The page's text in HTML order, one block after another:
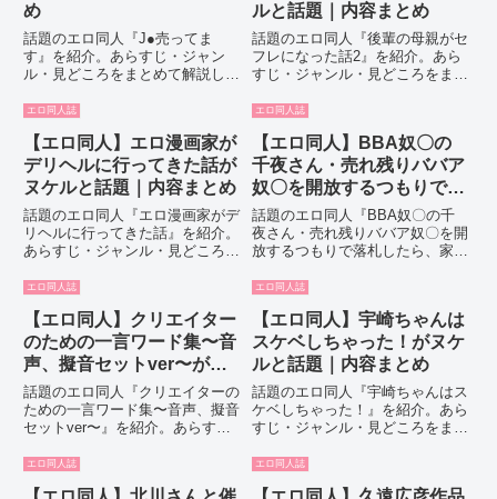
め
話題のエロ同人『J●売ってま
す』を紹介。あらすじ・ジャン
ル・見どころをまとめて解説しま
ルと話題｜内容まとめ
話題のエロ同人『後輩の母親がセ
フレになった話2』を紹介。あら
すじ・ジャンル・見どころをまと
エロ同人誌
【エロ同人】エロ漫画家が
デリヘルに行ってきた話が
ヌケルと話題｜内容まとめ
話題のエロ同人『エロ漫画家がデ
リヘルに行ってきた話』を紹介。
あらすじ・ジャンル・見どころを
エロ同人誌
【エロ同人】BBA奴〇の
千夜さん・売れ残りババア
奴〇を開放するつもりで落
札したら、家に押しかけて
きて性処理をねだるんだが
ヌケルと話題｜内容まとめ
話題のエロ同人『BBA奴〇の千
夜さん・売れ残りババア奴〇を開
放するつもりで落札したら、家に
だ』を紹介。あらすじ・ジャン
す。
エロ同人誌
【エロ同人】クリエイター
のための一言ワード集〜音
声、擬音セットver〜がヌ
ケルと話題｜内容まとめ
話題のエロ同人『クリエイターの
ための一言ワード集〜音声、擬音
セットver〜』を紹介。あらす
て解説します。
エロ同人誌
【エロ同人】宇崎ちゃんは
スケベしちゃった！がヌケ
ルと話題｜内容まとめ
話題のエロ同人『宇崎ちゃんはス
ケベしちゃった！』を紹介。あら
すじ・ジャンル・見どころをまと
エロ同人誌 エロ同人誌